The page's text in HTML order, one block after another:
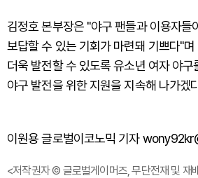
김정호 본부장은 "야구 팬들과 이용자들
보답할 수 있는 기회가 마련돼 기쁘다"
더욱 발전할 수 있도록 유소년 여자 야구
야구 발전을 위한 지원을 지속해 나가겠
이원용 글로벌이코노믹 기자
<저작권자 © 글로벌게이머즈, 무단전재 및 재